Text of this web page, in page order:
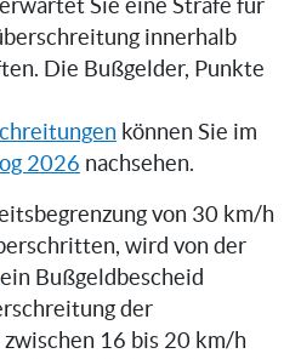
Sie eine Strafe für
innerhalb
Die Bußgelder, Punkte
können Sie im
2026 nachsehen.
von 30 km/h
wird von der
ein Bußgeldbescheid
der
16 bis 20 km/h